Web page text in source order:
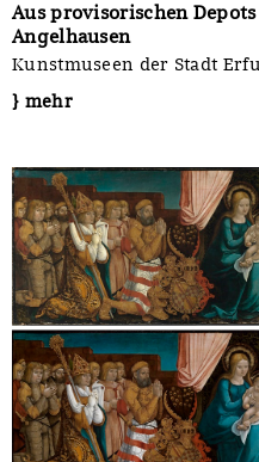
Aus provisorischen
Angelhausen
Kunstmuseen der Stadt
} mehr